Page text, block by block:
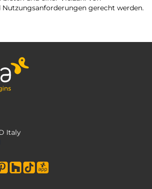
Nutzungsanforderungen gerecht werden.
Italy